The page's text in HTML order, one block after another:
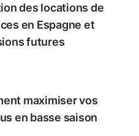
des locations de
en Espagne et
futures
maximiser vos
en basse saison